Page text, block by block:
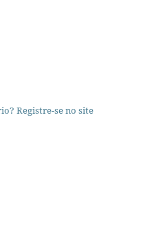
Registre-se no site